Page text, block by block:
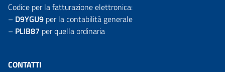
Codice per la fatturazione elettronica:
– D9YGU9 per la contabilità generale
– PLIB87 per quella ordinaria
CONTATTI